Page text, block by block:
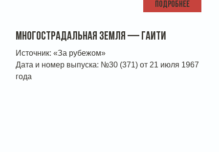
ПОДРОБНЕЕ
МНОГОСТРАДАЛЬНАЯ ЗЕМЛЯ — ГАИТИ
Источник: «За рубежом»
Дата и номер выпуска: №30 (371) от 21 июля 1967
года